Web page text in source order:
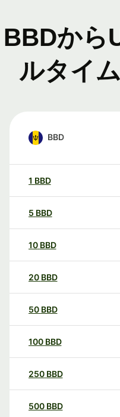
BBDから
ルタイ
BBD
1 BBD
5 BBD
10 BBD
20 BBD
50 BBD
100 BBD
250 BBD
500 BBD